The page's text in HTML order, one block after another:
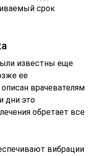
срок
известны еще
ее
врачевателям
дни это
обретает все
вибрации